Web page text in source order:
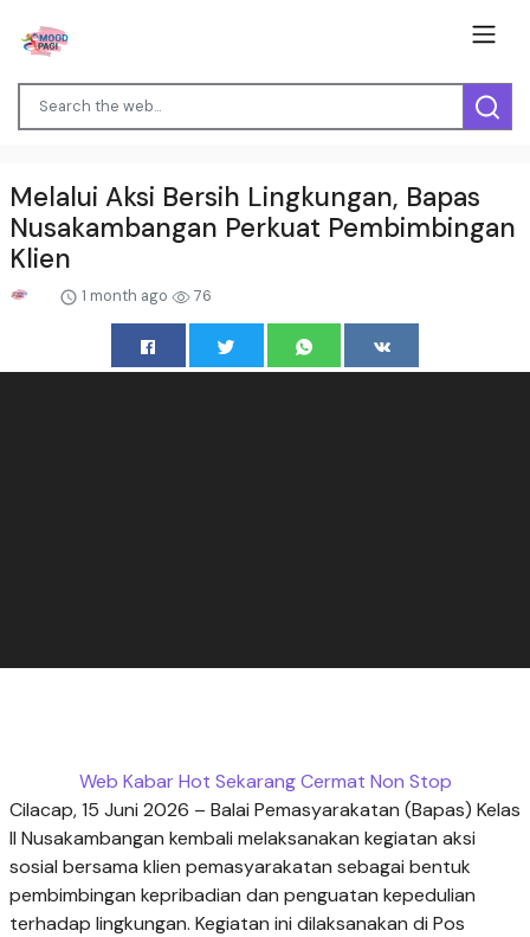
Melalui Aksi Bersih Lingkungan, Bapas
Nusakambangan Perkuat Pembimbingan
Klien
1 month ago 76
Web Kabar Hot Sekarang Cermat Non Stop
Cilacap, 15 Juni 2026 – Balai Pemasyarakatan (Bapas) Kelas
II Nusakambangan kembali melaksanakan kegiatan aksi
sosial bersama klien pemasyarakatan sebagai bentuk
pembimbingan kepribadian dan penguatan kepedulian
terhadap lingkungan. Kegiatan ini dilaksanakan di Pos